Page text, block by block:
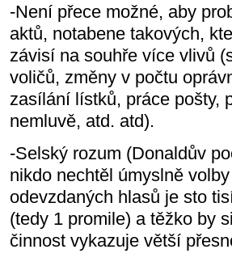
-Není přece možné, aby
aktů, notabene takových,
závisí na souhře více vlivů
voličů, změny v počtu
zasílání lístků, práce pošty,
nemluvě, atd. atd).
-Selský rozum (Donaldův
nikdo nechtěl úmyslně
odevzdaných hlasů je sto
(tedy 1 promile) a těžko by
činnost vykazuje větší